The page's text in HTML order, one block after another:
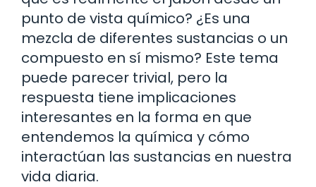
punto de vista químico? ¿Es una
mezcla de diferentes sustancias o un
compuesto en sí mismo? Este tema
puede parecer trivial, pero la
respuesta tiene implicaciones
interesantes en la forma en que
entendemos la química y cómo
interactúan las sustancias en nuestra
vida diaria.